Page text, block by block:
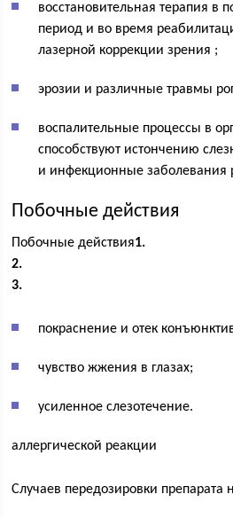
восстановительная терапия в
период и во время
лазерной коррекции зрения ;
эрозии и различные травмы
воспалительные процессы в
способствуют истончению
и инфекционные заболевания
Побочные действия
Побочные действия1.
2.
3.
покраснение и отек
чувство жжения в глазах;
усиленное слезотечение.
аллергической реакции
Случаев передозировки препарата